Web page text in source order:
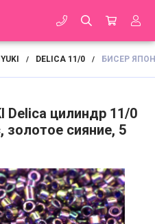
/ DELICA 11/0 / БИСЕР
Delica цилиндр 11/0
золотое сияние, 5